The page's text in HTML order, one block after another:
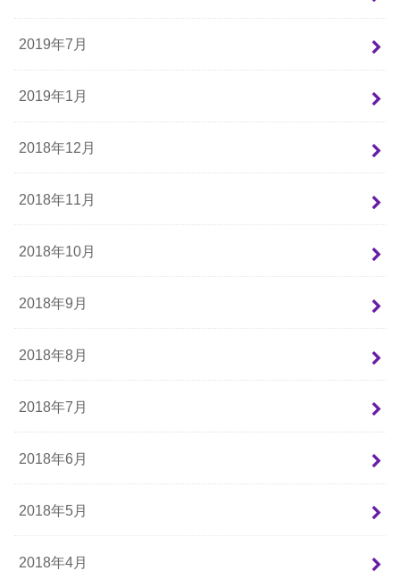
2019年7月
2019年1月
2018年12月
2018年11月
2018年10月
2018年9月
2018年8月
2018年7月
2018年6月
2018年5月
2018年4月